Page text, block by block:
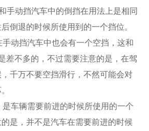
手动挡汽车中的倒挡在用法上是相同
倒退的时候所使用到的一个挡位。
动挡汽车中也会有一个空挡，这和
差不多的，不过需要注意的是，在驾
千万不要空挡滑行，不然可能会对
车辆需要前进的时候所使用的一个
是，并不是汽车在需要前进的时候